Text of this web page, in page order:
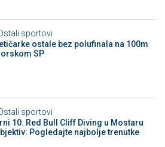
sportovi
ostale bez polufinala na 100m
SP
sportovi
10. Red Bull Cliff Diving u Mostaru
Pogledajte najbolje trenutke